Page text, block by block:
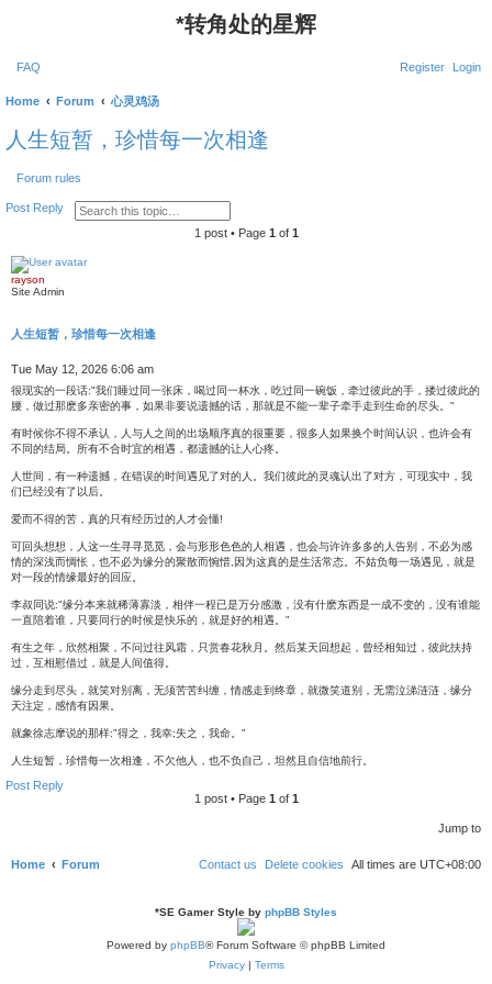
*转角处的星辉
FAQ Login
Register
Home Forum 心灵鸡汤
人生短暂，珍惜每一次相逢
Forum rules
Post Reply
S
e
c
A
d
n
a
c
h
1 post • Page 1 of 1
rayson
Site Admin
人生短暂，珍惜每一次相逢
u
t
e
P
o
s
t
Tue May 12, 2026 6:06 am
很现实的一段话:"我们睡过同一张床，喝过同一杯水，吃过同一碗饭，牵过彼此的手，搂过彼此的
腰，做过那麽多亲密的事，如果非要说遗撼的话，那就是不能一辈子牵手走到生命的尽头。"
有时候你不得不承认，人与人之间的出场顺序真的很重要，很多人如果换个时间认识，也许会有
不同的结局。所有不合时宜的相遇，都遗撼的让人心疼。
人世间，有一种遗撼，在错误的时间遇见了对的人。我们彼此的灵魂认出了对方，可现实中，我
们已经没有了以后。
爱而不得的苦，真的只有经历过的人才会懂!
可回头想想，人这一生寻寻觅觅，会与形形色色的人相遇，也会与许许多多的人告别，不必为感
情的深浅而惆怅，也不必为缘分的聚散而惋惜,因为这真的是生活常态。不姑负每一场遇见，就是
对一段的情缘最好的回应。
李叔同说:"缘分本来就稀薄寡淡，相伴一程已是万分感激，没有什麽东西是一成不变的，没有谁能
一直陪着谁，只要同行的时候是快乐的，就是好的相遇。"
有生之年，欣然相聚，不问过往风霜，只赏春花秋月。然后某天回想起，曾经相知过，彼此扶持
过，互相慰借过，就是人间值得。
缘分走到尽头，就笑对别离，无须苦苦纠缠，情感走到终章，就微笑道别，无需泣涕涟涟，缘分
天注定，感情有因果。
就象徐志摩说的那样:"得之，我幸;失之，我命。"
人生短暂，珍惜每一次相逢，不欠他人，也不负自己，坦然且自信地前行。
o
Post Reply
1 post • Page 1 of 1
Jump to
Home Forum All times are UTC+08:00
Delete cookies
Contact us
*SE Gamer Style by phpBB Styles
Powered by phpBB® Forum Software © phpBB Limited
Privacy | Terms